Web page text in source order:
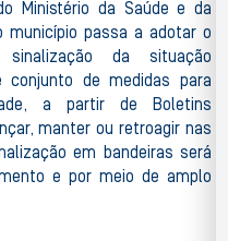
Ministério da Saúde e da
município passa a adotar o
da situação
conjunto de medidas para
a partir de Boletins
manter ou retroagir nas
em bandeiras será
e por meio de amplo